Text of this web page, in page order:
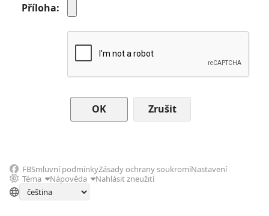
Příloha
Zrušit
FBSmluvní podmínkyZásady ochrany soukromíNastavení
Téma
Nápověda Nahlásit zneužití